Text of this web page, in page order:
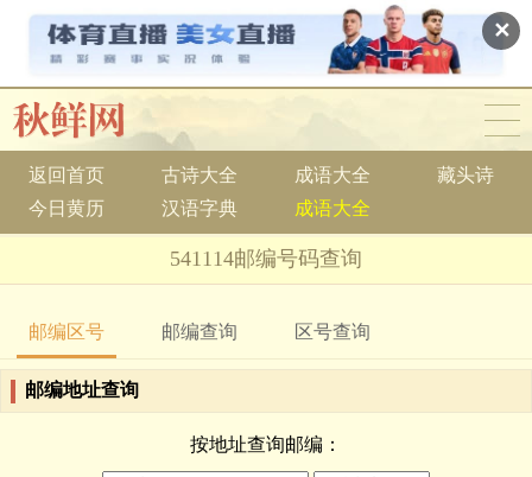
✕
返回首页 古诗大全 成语大全
藏头诗
今日黄历
汉语字典 成语大全
541114邮编号码查询
邮编区号 邮编查询 区号查询
邮编地址查询
按地址查询邮编：